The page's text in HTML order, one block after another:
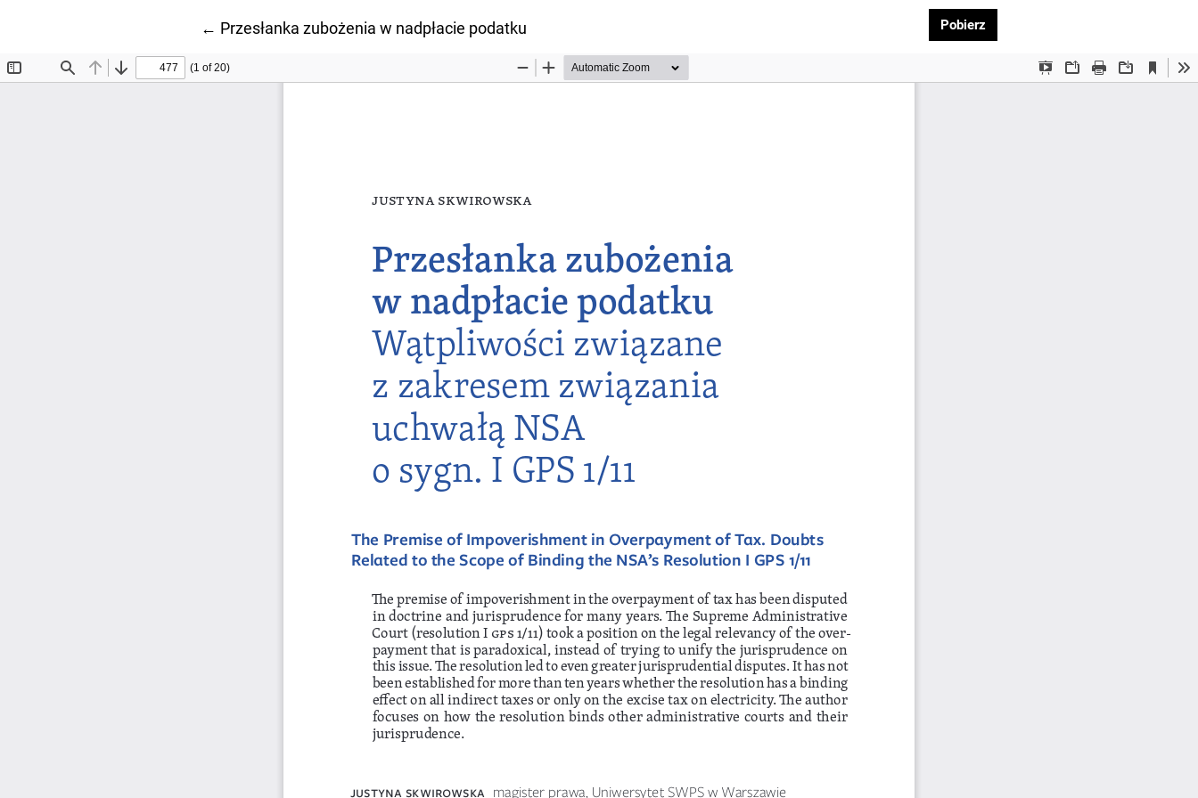
← Wróć do szczegółów artykułu
Przesłanka zubożenia w nadpłacie podatku PobierzPobierz PDF